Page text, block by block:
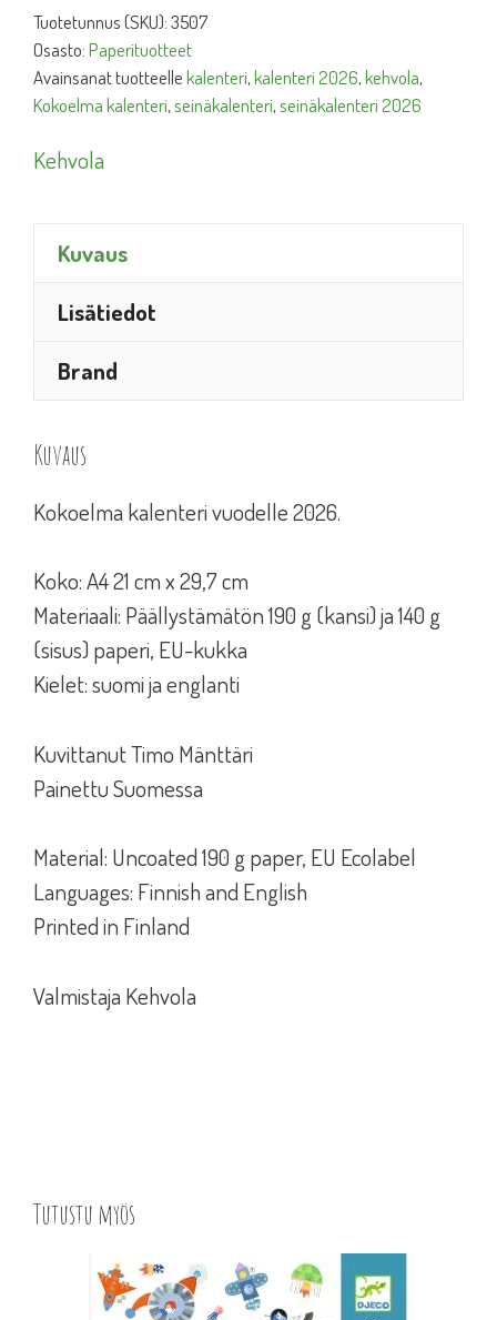
Tuotetunnus (SKU):3507
Osasto:Paperituotteet
Avainsanat tuotteellekalenteri,kalenteri 2026,kehvola,
Kokoelma kalenteri,seinäkalenteri,seinäkalenteri 2026
Kehvola
Kuvaus
Lisätiedot
Brand
Kuvaus
Kokoelma kalenteri vuodelle 2026.
Koko: A4 21 cm x 29,7 cm
Materiaali: Päällystämätön 190 g (kansi) ja 140 g
(sisus) paperi, EU-kukka
Kielet: suomi ja englanti
Kuvittanut Timo Mänttäri
Painettu Suomessa
Material: Uncoated 190 g paper, EU Ecolabel
Languages: Finnish and English
Printed in Finland
Valmistaja Kehvola
Tutustu myös